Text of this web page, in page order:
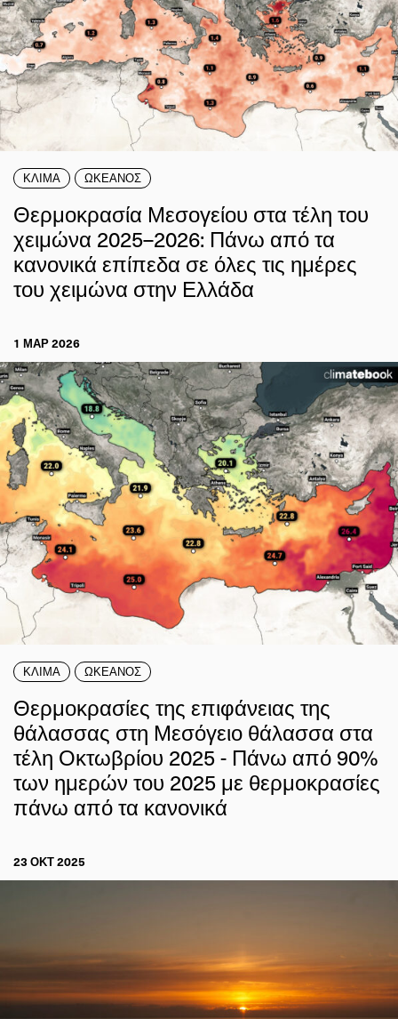
ΚΛΙΜΑ ΩΚΕΑΝΟΣ
Θερμοκρασία Μεσογείου στα τέλη του
χειμώνα 2025–2026: Πάνω από τα
κανονικά επίπεδα σε όλες τις ημέρες
του χειμώνα στην Ελλάδα
1 ΜΑΡ 2026
ΚΛΙΜΑ ΩΚΕΑΝΟΣ
Θερμοκρασίες της επιφάνειας της
θάλασσας στη Μεσόγειο θάλασσα στα
τέλη Οκτωβρίου 2025 - Πάνω από 90%
των ημερών του 2025 με θερμοκρασίες
πάνω από τα κανονικά
23 ΟΚΤ 2025